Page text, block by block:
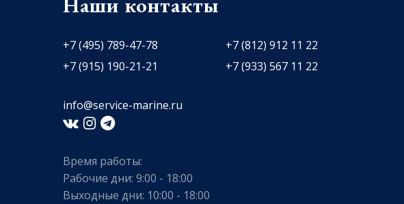
Наши контакты
+7 (495) 789-47-78
+7 (812) 912 11 22
+7 (915) 190-21-21
+7 (933) 567 11 22
info@service-marine.ru​​
Время работы:
Рабочие дни: 9:00 - 18:00
Выходные дни: 10:00 - 18:00